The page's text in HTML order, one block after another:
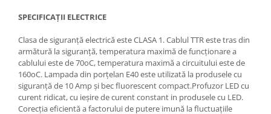
SPECIFICAȚII ELECTRICE
Clasa de siguranță electrică este CLASA 1. Cablul TTR este tras din
armătură la siguranță, temperatura maximă de funcționare a
cablului este de 70oC, temperatura maximă a circuitului este de
160oC. Lampada din porțelan E40 este utilizată la produsele cu
siguranță de 10 Amp și bec fluorescent compact.Profuzor LED cu
curent ridicat, cu ieșire de curent constant in produsele cu LED.
Corecția eficientă a factorului de putere imună la fluctuațiile